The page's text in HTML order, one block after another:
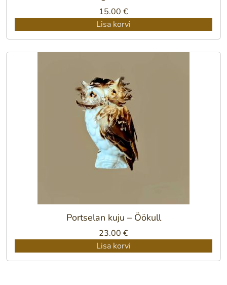
15.00 €
Lisa korvi
Portselan kuju – Öökull
23.00 €
Lisa korvi